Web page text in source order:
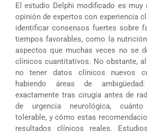
El estudio Delphi modificado es muy
opinión de expertos con experiencia
identificar consensos fuertes sobre
tiempos favorables, como la
aspectos que muchas veces no se
clínicos cuantitativos. No obstante,
no tener datos clínicos nuevos
habiendo áreas de
exactamente tras cirugía antes de
de urgencia neurológica,
tolerable, y cómo estas
resultados clínicos reales.